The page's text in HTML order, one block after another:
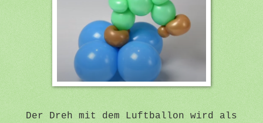
Der Dreh mit dem Luftballon wird als